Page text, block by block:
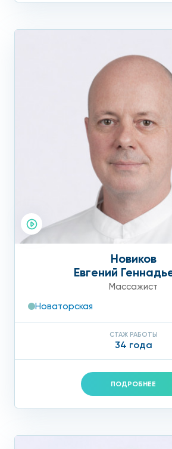
Новиков
Евгений
Массажист
Новаторская
СТАЖ РАБОТЫ
34 года
ПОДРОБНЕЕ